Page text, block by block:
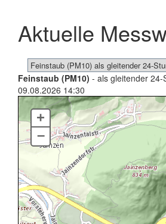
Aktuelle
Feinstaub (PM10) - als gleitender
09.08.2026 14:30
+
–